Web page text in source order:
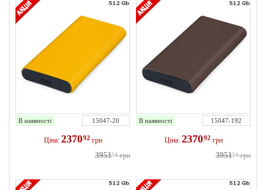
В наявності 15047-20
Ціна: 237092 грн
395154 грн
В наявності 15047-192
Ціна: 237092 грн
395154 грн